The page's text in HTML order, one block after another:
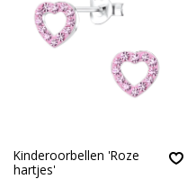
Kinderoorbellen 'Roze
hartjes'